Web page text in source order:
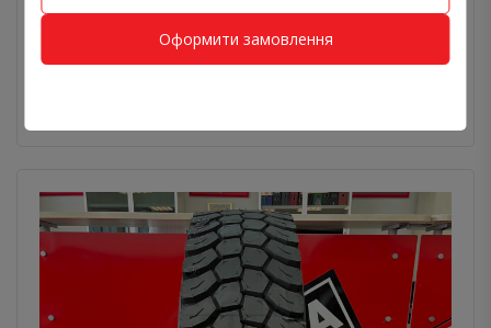
ДОДАТИ ДО КОШИКА
Оформити замовлення